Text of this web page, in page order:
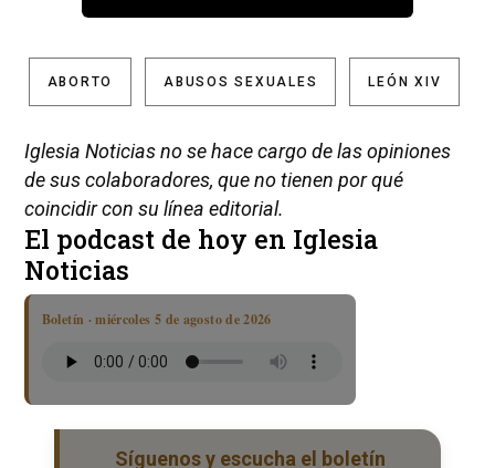
ABORTO ABUSOS SEXUALES LEÓN XIV
Iglesia Noticias no se hace cargo de las opiniones
de sus colaboradores, que no tienen por qué
coincidir con su línea editorial.
El podcast de hoy en Iglesia
Noticias
Boletín · miércoles 5 de agosto de 2026
Síguenos y escucha el boletín